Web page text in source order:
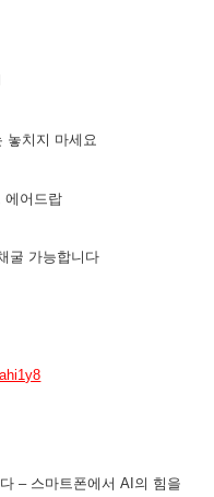
놓치지 마세요
에어드랍
굴 가능합니다
– 스마트폰에서 AI의 힘을